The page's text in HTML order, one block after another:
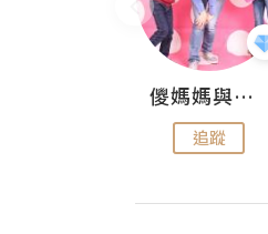
儍媽媽與兩隻小魔怪之家
追蹤